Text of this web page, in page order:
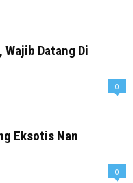
Datang Di
0
Eksotis Nan
0